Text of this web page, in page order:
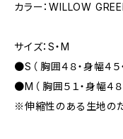
カラー：WILLOW
サイズ：S・M
●S（ 胸囲４８・身幅４
●M（ 胸囲５１・身幅４
※伸縮性のある生地のた